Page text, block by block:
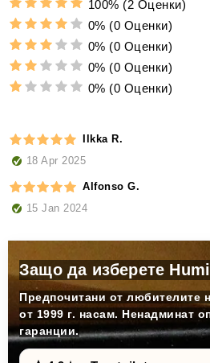
100% (2 Оценки)
0% (0 Оценки)
0% (0 Оценки)
0% (0 Оценки)
0% (0 Оценки)
Ilkka R.
18 Apr 2025
Alfonso G.
15 Jan 2024
Защо да изберете
Предпочитани от любителите
от 1999 г. насам. Ненадминат
гаранции.